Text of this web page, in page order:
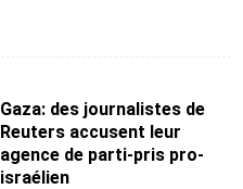
Gaza: des journalistes de
Reuters accusent leur
agence de parti-pris pro-
israélien